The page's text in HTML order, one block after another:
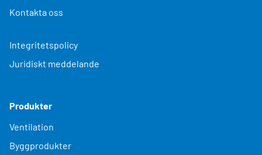
Kontakta oss
Integritetspolicy
Juridiskt meddelande
Produkter
Ventilation
Byggprodukter